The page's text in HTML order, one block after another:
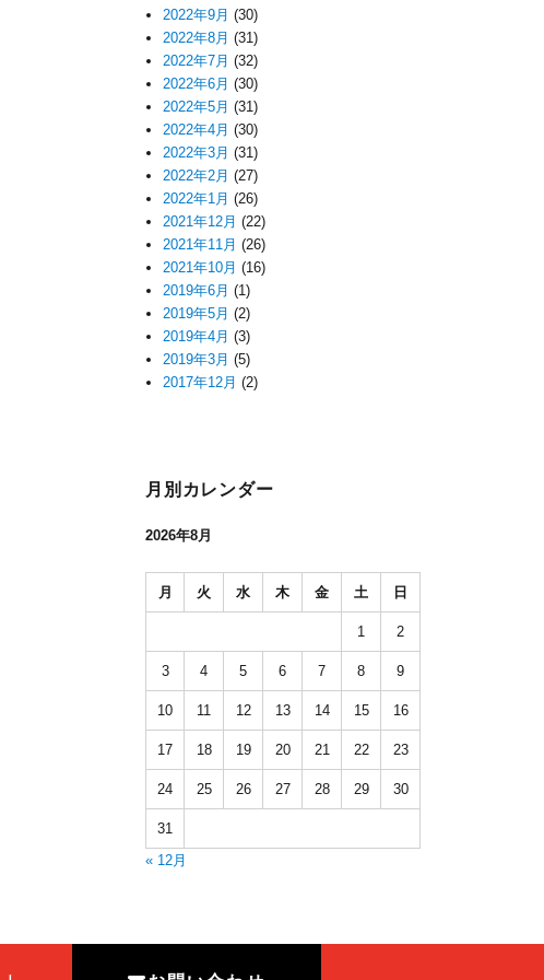
2022年9月 (30)
2022年8月 (31)
2022年7月 (32)
2022年6月 (30)
2022年5月 (31)
2022年4月 (30)
2022年3月 (31)
2022年2月 (27)
2022年1月 (26)
2021年12月 (22)
2021年11月 (26)
2021年10月 (16)
2019年6月 (1)
2019年5月 (2)
2019年4月 (3)
2019年3月 (5)
2017年12月 (2)
月別カレンダー
2026年8月
月 火 水 木 金 土 日
1 2
3 4 5 6 7 8 9
10 11 12 13 14 15 16
17 18 19 20 21 22 23
24 25 26 27 28 29 30
31
« 12月